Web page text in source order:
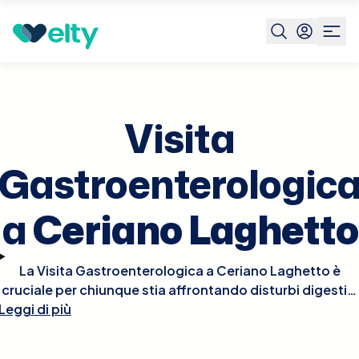
Prenota visita
Ceriano
Visita
aCeriano Laghetto
La Visita Gastroenterologica a Ceriano Laghetto è
cruciale per chiunque stia affrontando disturbi digestivi
o desideri valutare la salute del proprio apparato
di più